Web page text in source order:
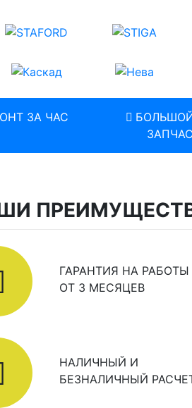
ЗА ЧАС
ГАРАНТИЯ НА РАБОТЫ
ОТ 3 МЕСЯЦЕВ
НАЛИЧНЫЙ И
БЕЗНАЛИЧНЫЙ